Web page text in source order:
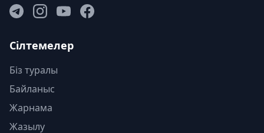
Сілтемелер
Біз туралы
Байланыс
Жарнама
Жазылу